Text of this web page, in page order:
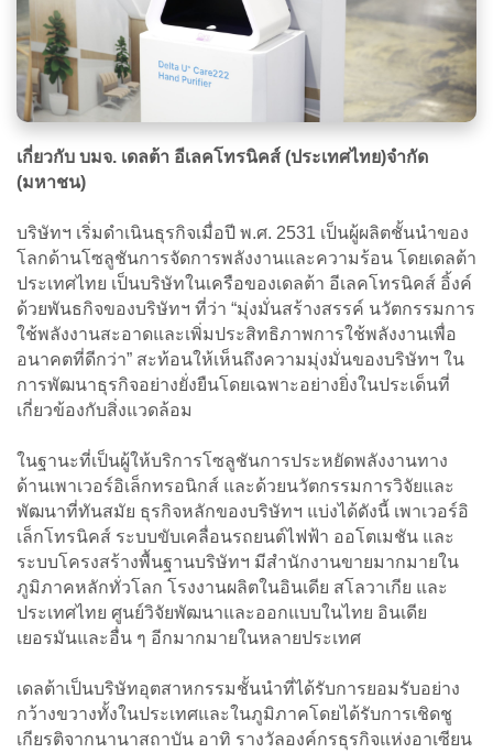
เกี่ยวกับ บมจ. เดลต้า อีเลคโทรนิคส์ (ประเทศไทย)จำกัด
(มหาชน)
บริษัทฯ เริ่มดำเนินธุรกิจเมื่อปี พ.ศ. 2531 เป็นผู้ผลิตชั้นนำของ
โลกด้านโซลูชันการจัดการพลังงานและความร้อน โดยเดลต้า
ประเทศไทย เป็นบริษัทในเครือของเดลต้า อีเลคโทรนิคส์ อิ้งค์
ด้วยพันธกิจของบริษัทฯ ที่ว่า “มุ่งมั่นสร้างสรรค์ นวัตกรรมการ
ใช้พลังงานสะอาดและเพิ่มประสิทธิภาพการใช้พลังงานเพื่อ
อนาคตที่ดีกว่า” สะท้อนให้เห็นถึงความมุ่งมั่นของบริษัทฯ ใน
การพัฒนาธุรกิจอย่างยั่งยืนโดยเฉพาะอย่างยิ่งในประเด็นที่
เกี่ยวข้องกับสิ่งแวดล้อม
ในฐานะที่เป็นผู้ให้บริการโซลูชันการประหยัดพลังงานทาง
ด้านเพาเวอร์อิเล็กทรอนิกส์ และด้วยนวัตกรรมการวิจัยและ
พัฒนาที่ทันสมัย ธุรกิจหลักของบริษัทฯ แบ่งได้ดังนี้ เพาเวอร์อิ
เล็กโทรนิคส์ ระบบขับเคลื่อนรถยนต์ไฟฟ้า ออโตเมชัน และ
ระบบโครงสร้างพื้นฐานบริษัทฯ มีสำนักงานขายมากมายใน
ภูมิภาคหลักทั่วโลก โรงงานผลิตในอินเดีย สโลวาเกีย และ
ประเทศไทย ศูนย์วิจัยพัฒนาและออกแบบในไทย อินเดีย
เยอรมันและอื่น ๆ อีกมากมายในหลายประเทศ
เดลต้าเป็นบริษัทอุตสาหกรรมชั้นนำที่ได้รับการยอมรับอย่าง
กว้างขวางทั้งในประเทศและในภูมิภาคโดยได้รับการเชิดชู
เกียรติจากนานาสถาบัน อาทิ รางวัลองค์กรธุรกิจแห่งอาเซียน